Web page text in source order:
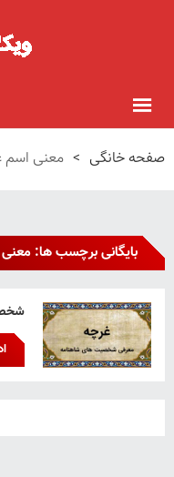
صفحه خانگی > معنی اسم
بایگانی برچسب ها: